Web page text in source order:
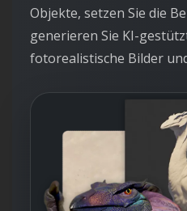
Objekte, setzen Sie die
generieren Sie KI-
fotorealistische Bilder